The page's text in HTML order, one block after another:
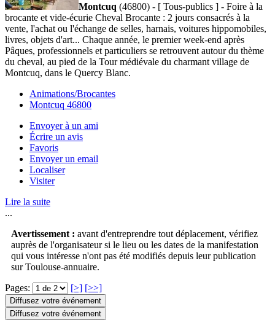
Montcuq (46800) - [ Tous-publics ] - Foire à la
brocante et vide-écurie Cheval Brocante : 2 jours consacrés à la
vente, l'achat ou l'échange de selles, harnais, voitures hippomobiles,
livres, objets d'art... Chaque année, le premier week-end après
Pâques, professionnels et particuliers se retrouvent autour du thème
du cheval, au pied de la Tour médiévale du charmant village de
Montcuq, dans le Quercy Blanc.
Animations/Brocantes
Montcuq 46800
Envoyer à un ami
Écrire un avis
Favoris
Envoyer un email
Localiser
Visiter
Lire la suite
...
Avertissement : avant d'entreprendre tout déplacement, vérifiez
auprès de l'organisateur si le lieu ou les dates de la manifestation
qui vous intéresse n'ont pas été modifiés depuis leur publication
sur Toulouse-annuaire.
Pages:
[>] [>>]
Diffusez votre événement
Diffusez votre événement